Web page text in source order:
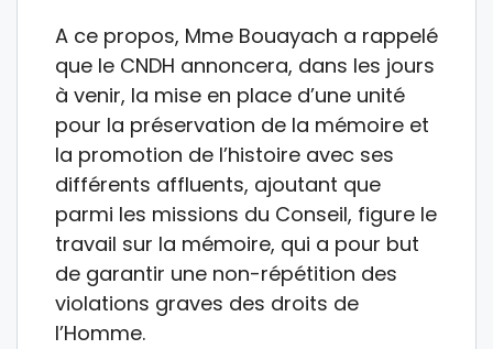
A ce propos, Mme Bouayach a rappelé
que le CNDH annoncera, dans les jours
à venir, la mise en place d’une unité
pour la préservation de la mémoire et
la promotion de l’histoire avec ses
différents affluents, ajoutant que
parmi les missions du Conseil, figure le
travail sur la mémoire, qui a pour but
de garantir une non-répétition des
violations graves des droits de
l’Homme.